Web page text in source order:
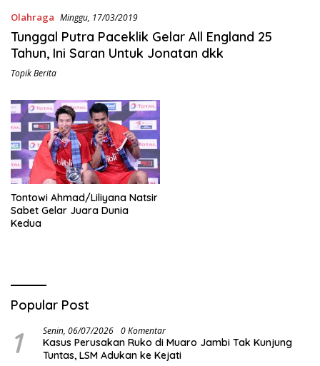
Olahraga Minggu, 17/03/2019
Tunggal Putra Paceklik Gelar All England 25
Tahun, Ini Saran Untuk Jonatan dkk
Topik Berita
Tontowi Ahmad/Liliyana Natsir
Sabet Gelar Juara Dunia
Kedua
Popular Post
1 Senin, 06/07/2026 0 Komentar
Kasus Perusakan Ruko di Muaro Jambi Tak Kunjung
Tuntas, LSM Adukan ke Kejati